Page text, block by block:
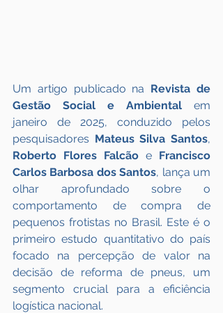
Um artigo publicado na Revista de
Gestão Social e Ambiental em
janeiro de 2025, conduzido pelos
pesquisadores Mateus Silva Santos
Roberto Flores Falcão e Francisco
Carlos Barbosa dos Santos, lança um
olhar aprofundado sobre o
comportamento de compra de
pequenos frotistas no Brasil. Este é o
primeiro estudo quantitativo do país
focado na percepção de valor na
decisão de reforma de pneus, um
segmento crucial para a eficiência
logística nacional.